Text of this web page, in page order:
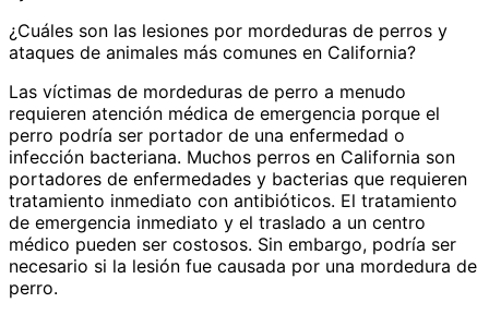
¿Cuáles son las lesiones por mordeduras de perros y
ataques de animales más comunes en California?
Las víctimas de mordeduras de perro a menudo
requieren atención médica de emergencia porque el
perro podría ser portador de una enfermedad o
infección bacteriana. Muchos perros en California son
portadores de enfermedades y bacterias que requieren
tratamiento inmediato con antibióticos. El tratamiento
de emergencia inmediato y el traslado a un centro
médico pueden ser costosos. Sin embargo, podría ser
necesario si la lesión fue causada por una mordedura de
perro.